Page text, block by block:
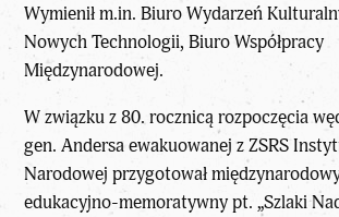
Wymienił m.in. Biuro Wydarzeń
Nowych Technologii, Biuro Współpracy
Międzynarodowej.
W związku z 80. rocznicą rozpoczęcia
gen. Andersa ewakuowanej z ZSRS
Narodowej przygotował
edukacyjno-memoratywny pt. „Szlaki